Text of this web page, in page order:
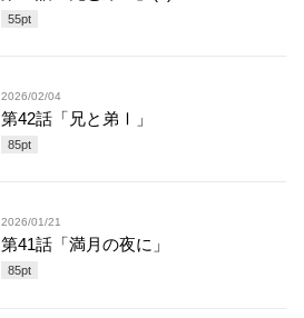
55pt
2026/02/04
第42話「兄と弟Ⅰ」
85pt
2026/01/21
第41話「満月の夜に」
85pt